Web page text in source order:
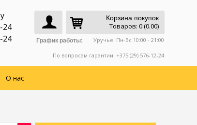
Корзина покупок
Товаров: 0 (0.00)
График работы: Уручье: Пн-Вс 10:00 - 21:00
По вопросам гарантии: +375 (29) 576-12-24
24
24
О нас